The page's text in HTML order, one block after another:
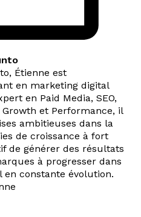
Étienne est
en marketing digital
en Paid Media, SEO,
et Performance, il
ambitieuses dans la
de croissance à fort
de générer des résultats
à progresser dans
constante évolution.